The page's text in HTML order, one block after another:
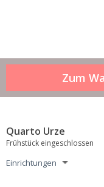
Quarto Urze
Frühstück eingeschlossen
Einrichtungen